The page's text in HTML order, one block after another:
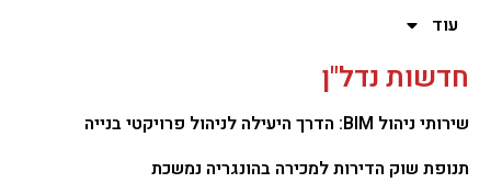
עוד
חדשות נדל"ן
שירותי ניהול BIM: הדרך היעילה לניהול פרויקטי בנייה
תנופת שוק הדירות למכירה בהונגריה נמשכת